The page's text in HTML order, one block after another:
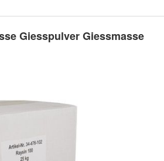
Giesspulver Giessmasse